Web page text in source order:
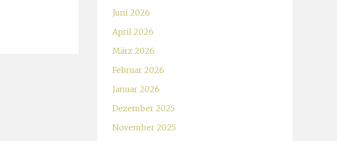
Juni 2026
April 2026
März 2026
Februar 2026
Januar 2026
Dezember 2025
November 2025